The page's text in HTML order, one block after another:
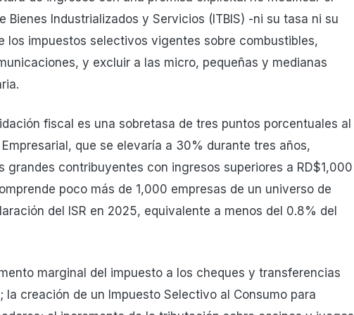
Bienes Industrializados y Servicios (ITBIS) -ni su tasa ni su
los impuestos selectivos vigentes sobre combustibles,
y excluir a las micro, pequeñas y medianas
fiscal es una sobretasa de tres puntos porcentuales al
Empresarial, que se elevaría a 30% durante tres años,
grandes contribuyentes con ingresos superiores a RD$1,000
poco más de 1,000 empresas de un universo de
del ISR en 2025, equivalente a menos del 0.8% del
marginal del impuesto a los cheques y transferencias
la creación de un Impuesto Selectivo al Consumo para